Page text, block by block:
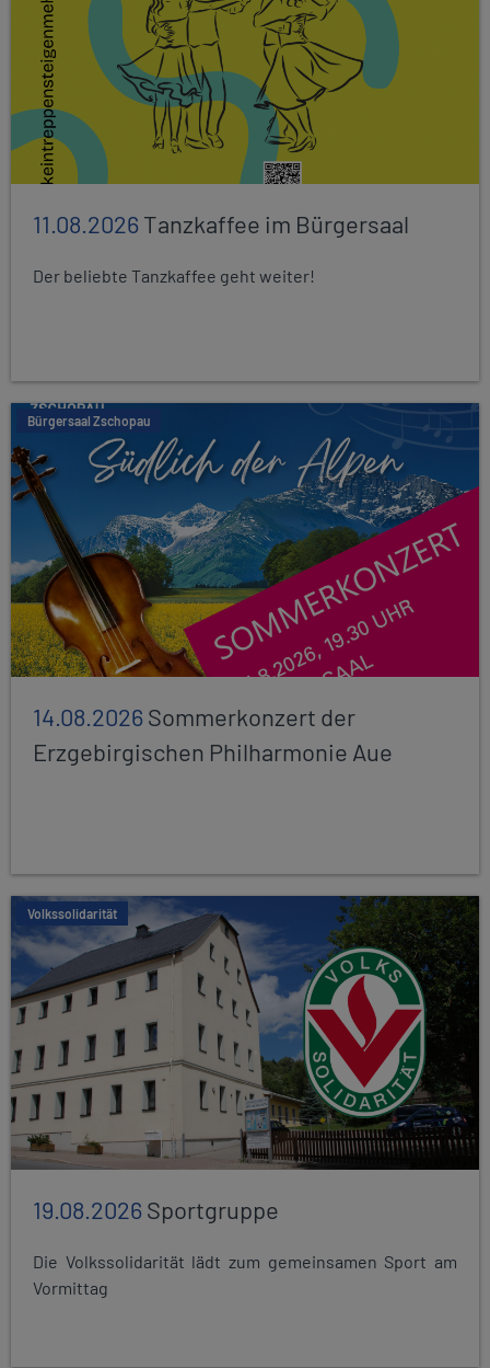
11.08.2026Tanzkaffee im Bürgersaal
Der beliebte Tanzkaffee geht weiter!
Bürgersaal Zschopau
14.08.2026Sommerkonzert der
Erzgebirgischen Philharmonie Aue
Volkssolidarität
19.08.2026Sportgruppe
Die Volkssolidarität lädt zum gemeinsamen Sport am
Vormittag